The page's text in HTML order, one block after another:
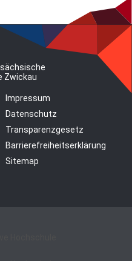
Impressum
Datenschutz
Transparenzgesetz
Barrierefreiheitserklärung
Sitemap